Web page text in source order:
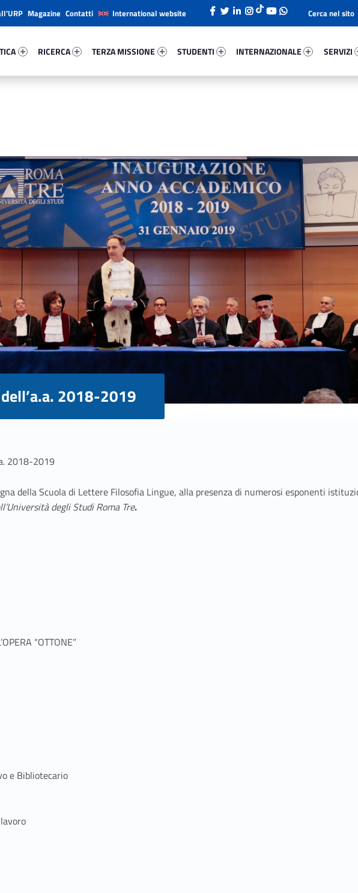
RICERCA
TERZA MISSIONE
STUDENTI
INTERNAZIONALE
SERVIZI
Magazine Contatti International website
2018-2019
2018-2019
della Scuola di Lettere Filosofia Lingue, alla presenza di numerosi esponenti
degli Studi Roma Tre.
“OTTONE”
e Bibliotecario